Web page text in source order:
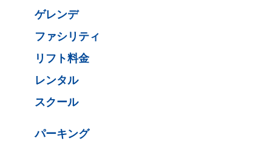
ゲレンデ
ファシリティ
リフト料金
レンタル
スクール
パーキング